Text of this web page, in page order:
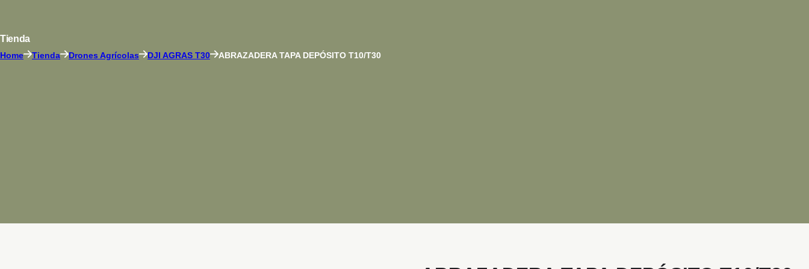
Tienda
Home Tienda Drones Agrícolas DJI AGRAS T30 ABRAZADERA TAPA DEPÓSITO T10/T30